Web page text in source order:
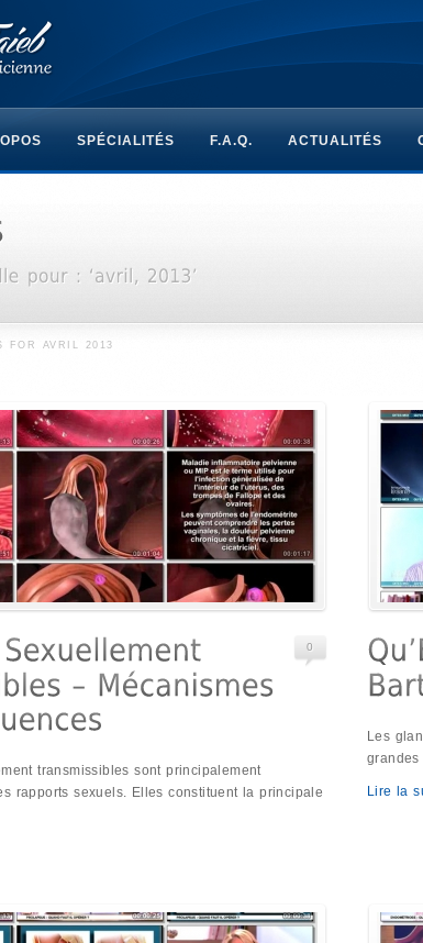
SPÉCIALITÉS F.A.Q. ACTUALITÉS
FOR AVRIL 2013
0
transmissibles sont principalement
rapports sexuels. Elles constituent la principale
Les
Lire la